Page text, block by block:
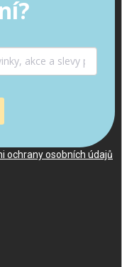
ochrany osobních údajů